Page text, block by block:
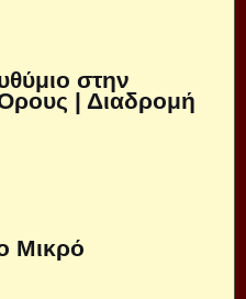
στην
| Διαδρομή
Μικρό